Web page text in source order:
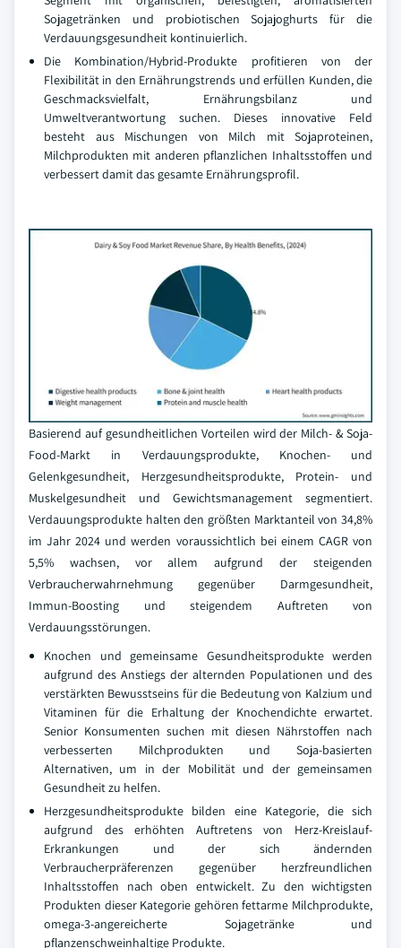
Sojagetränken und probiotischen Sojajoghurts für die
Verdauungsgesundheit kontinuierlich.
Die Kombination/Hybrid-Produkte profitieren von der
Flexibilität in den Ernährungstrends und erfüllen Kunden, die
Geschmacksvielfalt, Ernährungsbilanz und
Umweltverantwortung suchen. Dieses innovative Feld
besteht aus Mischungen von Milch mit Sojaproteinen,
Milchprodukten mit anderen pflanzlichen Inhaltsstoffen und
verbessert damit das gesamte Ernährungsprofil.
Basierend auf gesundheitlichen Vorteilen wird der Milch- & Soja-
Food-Markt in Verdauungsprodukte, Knochen- und
Gelenkgesundheit, Herzgesundheitsprodukte, Protein- und
Muskelgesundheit und Gewichtsmanagement segmentiert.
Verdauungsprodukte halten den größten Marktanteil von 34,8%
im Jahr 2024 und werden voraussichtlich bei einem CAGR von
5,5% wachsen, vor allem aufgrund der steigenden
Verbraucherwahrnehmung gegenüber Darmgesundheit,
Immun-Boosting und steigendem Auftreten von
Verdauungsstörungen.
Knochen und gemeinsame Gesundheitsprodukte werden
aufgrund des Anstiegs der alternden Populationen und des
verstärkten Bewusstseins für die Bedeutung von Kalzium und
Vitaminen für die Erhaltung der Knochendichte erwartet.
Senior Konsumenten suchen mit diesen Nährstoffen nach
verbesserten Milchprodukten und Soja-basierten
Alternativen, um in der Mobilität und der gemeinsamen
Gesundheit zu helfen.
Herzgesundheitsprodukte bilden eine Kategorie, die sich
aufgrund des erhöhten Auftretens von Herz-Kreislauf-
Erkrankungen und der sich ändernden
Verbraucherpräferenzen gegenüber herzfreundlichen
Inhaltsstoffen nach oben entwickelt. Zu den wichtigsten
Produkten dieser Kategorie gehören fettarme Milchprodukte,
omega-3-angereicherte Sojagetränke und
pflanzenschweinhaltige Produkte.